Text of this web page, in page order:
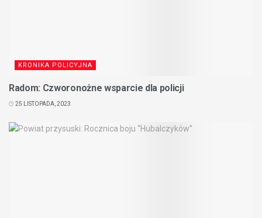
KRONIKA POLICYJNA
Radom: Czworonożne wsparcie dla policji
25 LISTOPADA, 2023